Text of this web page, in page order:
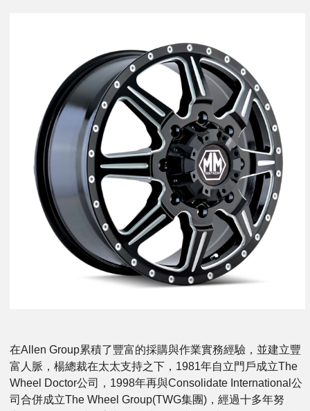
在Allen Group累積了豐富的採購與作業實務經驗，並建立豐
富人脈，楊總裁在太太支持之下，1981年自立門戶成立The
Wheel Doctor公司，1998年再與Consolidate International公
司合併成立The Wheel Group(TWG集團)，經過十多年努